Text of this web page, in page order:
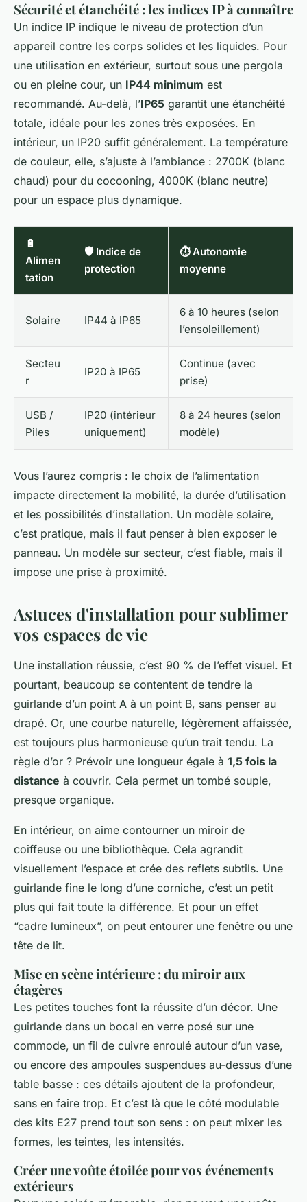
Sécurité et étanchéité : les indices IP à connaître
Un indice IP indique le niveau de protection d’un
appareil contre les corps solides et les liquides. Pour
une utilisation en extérieur, surtout sous une pergola
ou en pleine cour, un IP44 minimum est
recommandé. Au-delà, l’IP65 garantit une étanchéité
totale, idéale pour les zones très exposées. En
intérieur, un IP20 suffit généralement. La température
de couleur, elle, s’ajuste à l’ambiance : 2700K (blanc
chaud) pour du cocooning, 4000K (blanc neutre)
pour un espace plus dynamique.
🔋
Alimen
tation
🛡️ Indice de
protection
⏱️ Autonomie
moyenne
Solaire IP44 à IP65
6 à 10 heures (selon
l’ensoleillement)
Secteu
r
IP20 à IP65
Continue (avec
prise)
USB /
Piles
IP20 (intérieur
uniquement)
8 à 24 heures (selon
modèle)
Vous l’aurez compris : le choix de l’alimentation
impacte directement la mobilité, la durée d’utilisation
et les possibilités d’installation. Un modèle solaire,
c’est pratique, mais il faut penser à bien exposer le
panneau. Un modèle sur secteur, c’est fiable, mais il
impose une prise à proximité.
Astuces d'installation pour sublimer
vos espaces de vie
Une installation réussie, c’est 90 % de l’effet visuel. Et
pourtant, beaucoup se contentent de tendre la
guirlande d’un point A à un point B, sans penser au
drapé. Or, une courbe naturelle, légèrement affaissée,
est toujours plus harmonieuse qu’un trait tendu. La
règle d’or ? Prévoir une longueur égale à 1,5 fois la
distance à couvrir. Cela permet un tombé souple,
presque organique.
En intérieur, on aime contourner un miroir de
coiffeuse ou une bibliothèque. Cela agrandit
visuellement l’espace et crée des reflets subtils. Une
guirlande fine le long d’une corniche, c’est un petit
plus qui fait toute la différence. Et pour un effet
“cadre lumineux”, on peut entourer une fenêtre ou une
tête de lit.
Mise en scène intérieure : du miroir aux
étagères
Les petites touches font la réussite d’un décor. Une
guirlande dans un bocal en verre posé sur une
commode, un fil de cuivre enroulé autour d’un vase,
ou encore des ampoules suspendues au-dessus d’une
table basse : ces détails ajoutent de la profondeur,
sans en faire trop. Et c’est là que le côté modulable
des kits E27 prend tout son sens : on peut mixer les
formes, les teintes, les intensités.
Créer une voûte étoilée pour vos événements
extérieurs